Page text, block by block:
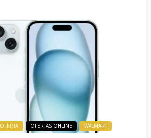
OFERTA OFERTAS ONLINE WALMART